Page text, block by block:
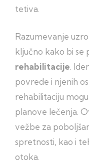
tetiva.
Razumevanje
ključno kako bi se
rehabilitacije .
povrede i njenih
rehabilitaciju
planove lečenja.
vežbe za
spretnosti, kao i
otoka.